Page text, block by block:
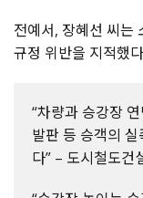
전예서, 장혜선 씨는
규정 위반을 지적했다
“차량과 승강장
발판 등 승객의
다” – 도시철도건